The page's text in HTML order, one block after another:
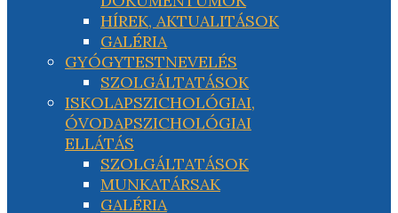
HÍREK, AKTUALITÁSOK
GALÉRIA
GYÓGYTESTNEVELÉS
SZOLGÁLTATÁSOK
ISKOLAPSZICHOLÓGIAI,
ÓVODAPSZICHOLÓGIAI
ELLÁTÁS
SZOLGÁLTATÁSOK
MUNKATÁRSAK
GALÉRIA